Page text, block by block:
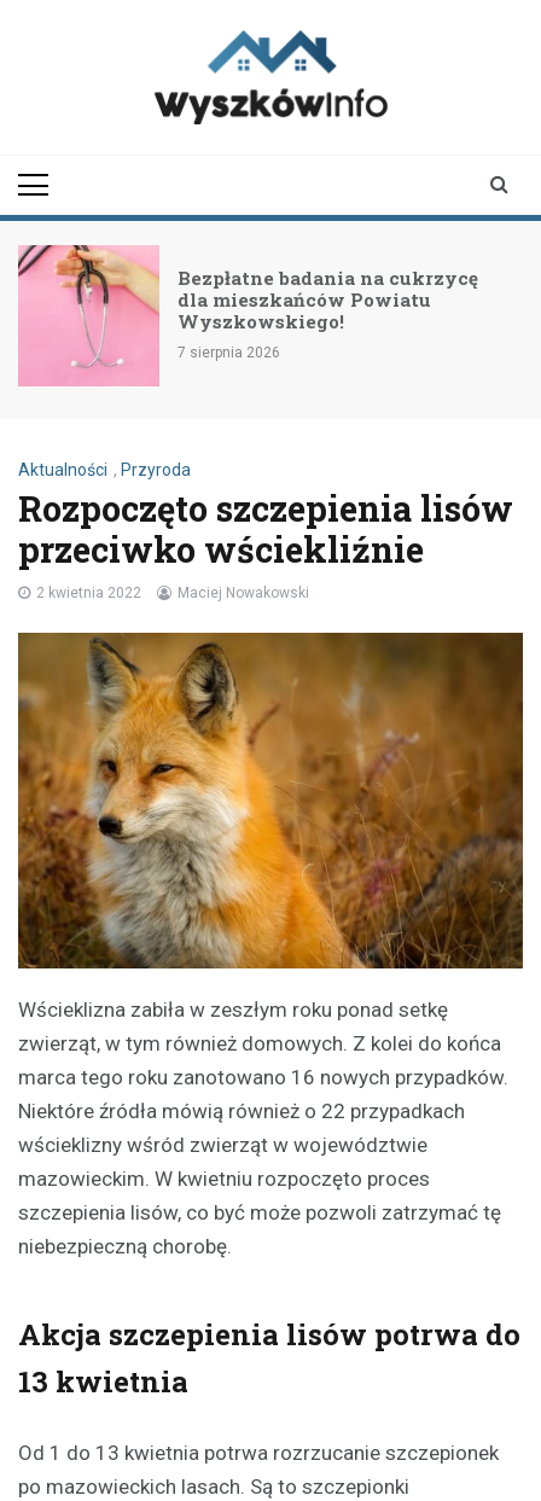
Bezpłatne badania na cukrzycę
dla mieszkańców Powiatu
Wyszkowskiego!
7 sierpnia 2026
Aktualności , Przyroda
Rozpoczęto szczepienia lisów
przeciwko wściekliźnie
2 kwietnia 2022 Maciej Nowakowski
Wścieklizna zabiła w zeszłym roku ponad setkę
zwierząt, w tym również domowych. Z kolei do końca
marca tego roku zanotowano 16 nowych przypadków.
Niektóre źródła mówią również o 22 przypadkach
wścieklizny wśród zwierząt w województwie
mazowieckim. W kwietniu rozpoczęto proces
szczepienia lisów, co być może pozwoli zatrzymać tę
niebezpieczną chorobę.
Akcja szczepienia lisów potrwa do
13 kwietnia
Od 1 do 13 kwietnia potrwa rozrzucanie szczepionek
po mazowieckich lasach. Są to szczepionki